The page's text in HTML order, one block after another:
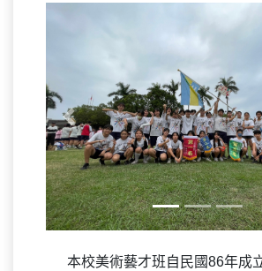
Previous
本校美術藝才班自民國86年成